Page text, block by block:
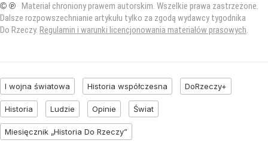
© ℗ Materiał chroniony prawem autorskim. Wszelkie prawa zastrzeżone.
Dalsze rozpowszechnianie artykułu tylko za zgodą wydawcy tygodnika
Do Rzeczy. Regulamin i warunki licencjonowania materiałów prasowych.
I wojna światowa Historia współczesna DoRzeczy+
Historia Ludzie Opinie Świat
Miesięcznik „Historia Do Rzeczy”